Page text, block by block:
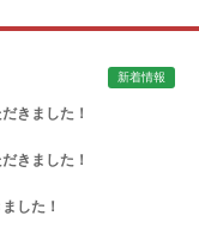
新着情報
きました！
きました！
した！